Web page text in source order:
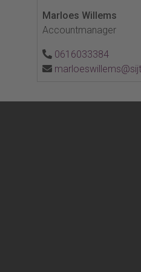
Marloes Willems
Accountmanager
0616033384